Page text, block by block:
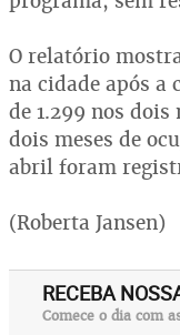
O relatório
na cidade após a
de 1.299 nos dois
dois meses de
abril foram
(Roberta Jansen)
RECEBA
Comece o dia com